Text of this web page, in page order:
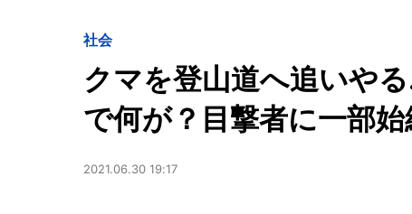
社会
クマを登山道へ追いや
で何が？目撃者に一部
2021.06.30 19:17